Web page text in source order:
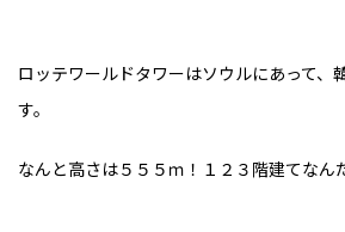
ロッテワールドタワーはソウルにあって、
す。
なんと高さは５５５ｍ！１２３階建てなん